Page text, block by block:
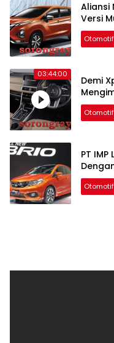
Aliansi
Versi
Otomotif
03:44:00
Demi
Otomotif
PT
Otomotif